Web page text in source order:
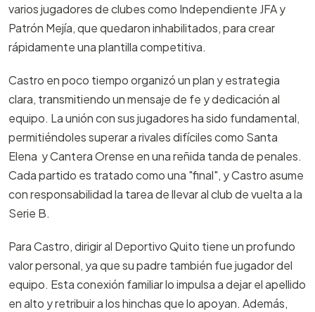
varios jugadores de clubes como Independiente JFA y
Patrón Mejía, que quedaron inhabilitados, para crear
rápidamente una plantilla competitiva.
Castro en poco tiempo organizó un plan y estrategia
clara, transmitiendo un mensaje de fe y dedicación al
equipo. La unión con sus jugadores ha sido fundamental,
permitiéndoles superar a rivales difíciles como Santa
Elena y Cantera Orense en una reñida tanda de penales.
Cada partido es tratado como una "final", y Castro asume
con responsabilidad la tarea de llevar al club de vuelta a la
Serie B.
Para Castro, dirigir al Deportivo Quito tiene un profundo
valor personal, ya que su padre también fue jugador del
equipo. Esta conexión familiar lo impulsa a dejar el apellido
en alto y retribuir a los hinchas que lo apoyan. Además,